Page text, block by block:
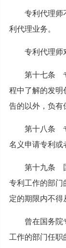
专利代理师不
利代理业务。
专利代理师对
第十七条 专
程中了解的发明
告的以外，负有
第十八条 专
名义申请专利或
第十九条 国
专利工作的部门
定的期限内不得
曾在国务院专
工作的部门任职